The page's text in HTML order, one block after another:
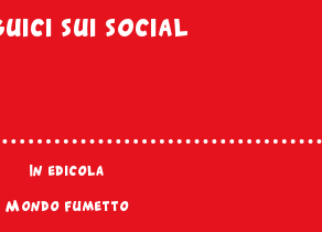
sui social
In edicola
Mondo fumetto